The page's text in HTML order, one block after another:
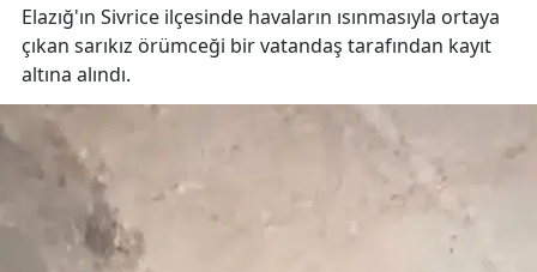
Elazığ'ın Sivrice ilçesinde havaların ısınmasıyla ortaya
çıkan sarıkız örümceği bir vatandaş tarafından kayıt
altına alındı.